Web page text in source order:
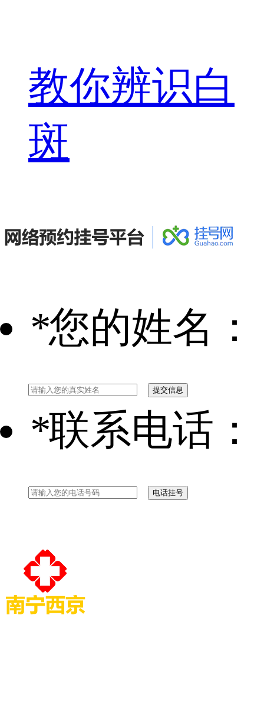
教你辨识白
斑
*您的姓名：
*联系电话：